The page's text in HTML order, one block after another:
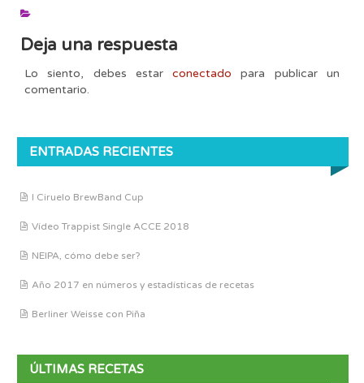
Deja una respuesta
Lo siento, debes estarconectado para publicar un
comentario.
ENTRADAS RECIENTES
I Ciruelo BrewBand Cup
Vídeo Trappist Single ACCE 2018
NEIPA, cómo debe ser?
Año 2017 en números y estadísticas de recetas
Berliner Weisse con Piña
ÚLTIMAS RECETAS